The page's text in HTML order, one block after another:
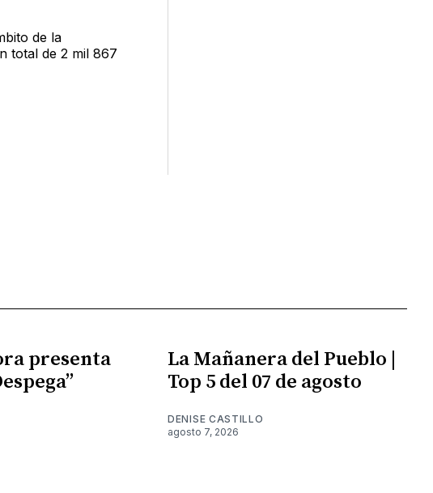
de la
total de 2 mil 867
presenta
La Mañanera del Pueblo |
Top 5 del 07 de agosto
DENISE CASTILLO
agosto 7, 2026